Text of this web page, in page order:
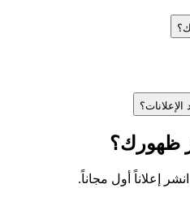
ظهورك؟
إعلاناً أول مجاناً.